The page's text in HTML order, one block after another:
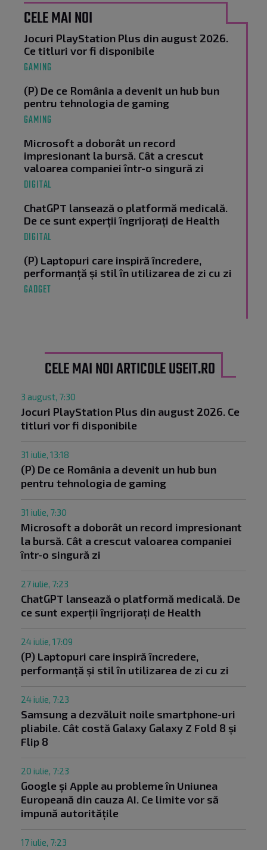
CELE MAI NOI
Jocuri PlayStation Plus din august 2026.
Ce titluri vor fi disponibile
GAMING
(P) De ce România a devenit un hub bun
pentru tehnologia de gaming
GAMING
Microsoft a doborât un record
impresionant la bursă. Cât a crescut
valoarea companiei într-o singură zi
DIGITAL
ChatGPT lansează o platformă medicală.
De ce sunt experții îngrijorați de Health
DIGITAL
(P) Laptopuri care inspiră încredere,
performanță și stil în utilizarea de zi cu zi
GADGET
CELE MAI NOI ARTICOLE USEIT.RO
3 august, 7:30
Jocuri PlayStation Plus din august 2026. Ce
titluri vor fi disponibile
31 iulie, 13:18
(P) De ce România a devenit un hub bun
pentru tehnologia de gaming
31 iulie, 7:30
Microsoft a doborât un record impresionant
la bursă. Cât a crescut valoarea companiei
într-o singură zi
27 iulie, 7:23
ChatGPT lansează o platformă medicală. De
ce sunt experții îngrijorați de Health
24 iulie, 17:09
(P) Laptopuri care inspiră încredere,
performanță și stil în utilizarea de zi cu zi
24 iulie, 7:23
Samsung a dezvăluit noile smartphone-uri
pliabile. Cât costă Galaxy Galaxy Z Fold 8 și
Flip 8
20 iulie, 7:23
Google și Apple au probleme în Uniunea
Europeană din cauza AI. Ce limite vor să
impună autoritățile
17 iulie, 7:23